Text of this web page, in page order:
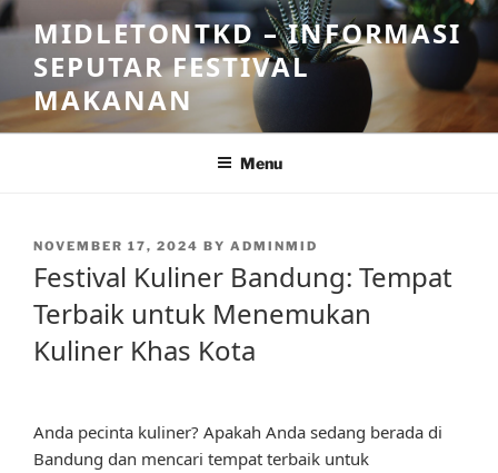
Skip
to
content
MIDLETONTKD – INFORMASI
SEPUTAR FESTIVAL
MAKANAN
Menu
POSTED
NOVEMBER 17, 2024 BY ADMINMID
Festival Kuliner Bandung: Tempat
Terbaik untuk Menemukan
Kuliner Khas Kota
Anda pecinta kuliner? Apakah Anda sedang berada di
Bandung dan mencari tempat terbaik untuk